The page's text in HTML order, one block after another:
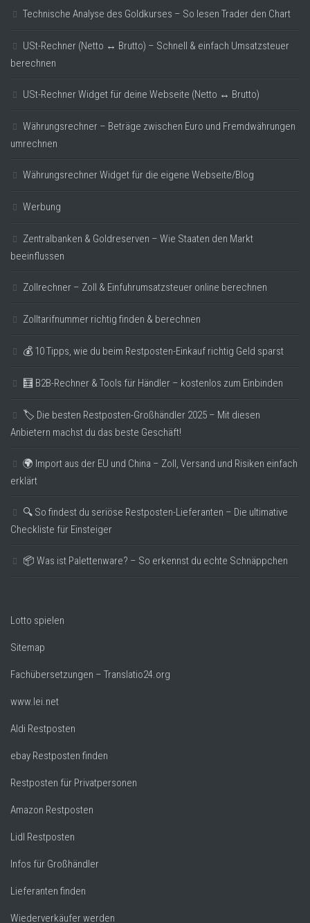
Technische Analyse des Goldkurses – So lesen Trader den Chart
USt-Rechner (Netto ↔ Brutto) – Schnell & einfach Umsatzsteuer
berechnen
USt-Rechner Widget für deine Webseite (Netto ↔ Brutto)
Währungsrechner – Beträge zwischen Euro und Fremdwährungen
umrechnen
Währungsrechner Widget für die eigene Webseite/Blog
Werbung
Zentralbanken & Goldreserven – Wie Staaten den Markt
beeinflussen
Zollrechner – Zoll & Einfuhrumsatzsteuer online berechnen
Zolltarifnummer richtig finden & berechnen
💰 10 Tipps, wie du beim Restposten-Einkauf richtig Geld sparst
🧮 B2B-Rechner & Tools für Händler – kostenlos zum Einbinden
🏷️ Die besten Restposten-Großhändler 2025 – Mit diesen
Anbietern machst du das beste Geschäft!
🌍 Import aus der EU und China – Zoll, Versand und Risiken einfach
erklärt
🔍 So findest du seriöse Restposten-Lieferanten – Die ultimative
Checkliste für Einsteiger
📦 Was ist Palettenware? – So erkennst du echte Schnäppchen
Lotto spielen
Sitemap
Fachübersetzungen – Translatio24.org
www.lei.net
Aldi Restposten
ebay Restposten finden
Restposten für Privatpersonen
Amazon Restposten
Lidl Restposten
Infos für Großhändler
Lieferanten finden
Wiederverkäufer werden